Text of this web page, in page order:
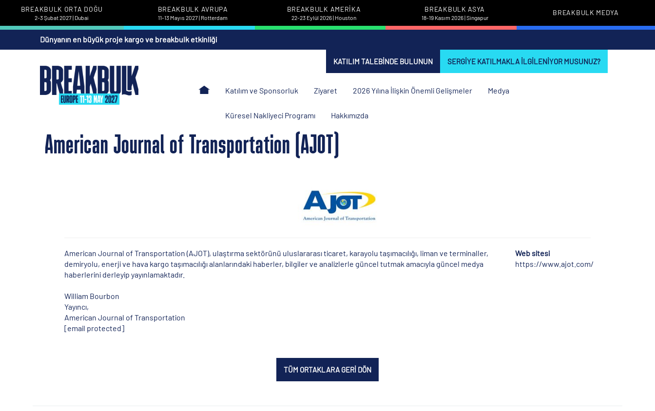
BREAKBULK ORTA DOĞU
2-3 Şubat 2027 | Dubai
BREAKBULK AVRUPA
11-13 Mayıs 2027 | Rotterdam
BREAKBULK AMERIKA
22-23 Eylül 2026 | Houston
BREAKBULK ASYA
18-19 Kasım 2026 | Singapur
BREAKBULK MEDYA
Dünyanın en büyük proje kargo ve breakbulk etkinliği
KATILIM TALEBINDE BULUNUN SERGIYE KATILMAKLA ILGILENIYOR MUSUNUZ?
Katılım ve Sponsorluk Ziyaret 2026 Yılına İlişkin Önemli Gelişmeler Medya
Küresel Nakliyeci Programı Hakkımızda
American Journal of Transportation (AJOT)
American Journal of Transportation (AJOT), ulaştırma sektörünü uluslararası ticaret, karayolu taşımacılığı, liman ve terminaller,
demiryolu, enerji ve hava kargo taşımacılığı alanlarındaki haberler, bilgiler ve analizlerle güncel tutmak amacıyla güncel medya
haberlerini derleyip yayınlamaktadır.
William Bourbon
Yayıncı,
American Journal of Transportation
[email protected]
Web sitesi
https://www.ajot.com/
TÜM ORTAKLARA GERİ DÖN